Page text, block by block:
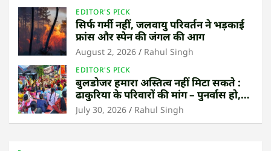
EDITOR'S PICK
सिर्फ गर्मी नहीं, जलवायु परिवर्तन ने भड़काई
फ्रांस और स्पेन की जंगल की आग
August 2, 2026 Rahul Singh
EDITOR'S PICK
बुलडोजर हमारा अस्तित्व नहीं मिटा सकते :
ढाकुरिया के परिवारों की मांग – पुनर्वास हो,
बेदखली नहीं
July 30, 2026 Rahul Singh